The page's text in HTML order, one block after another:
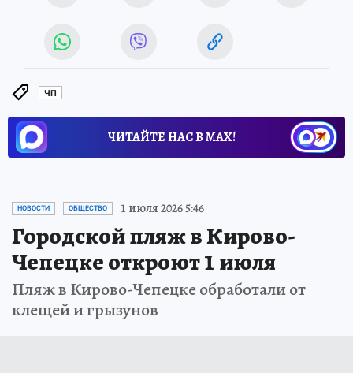
ЧП
ЧИТАЙТЕ НАС В МАХ!
НОВОСТИ ОБЩЕСТВО 1 июля 2026 5:46
Городской пляж в Кирово-
Чепецке откроют 1 июля
Пляж в Кирово-Чепецке обработали от
клещей и грызунов